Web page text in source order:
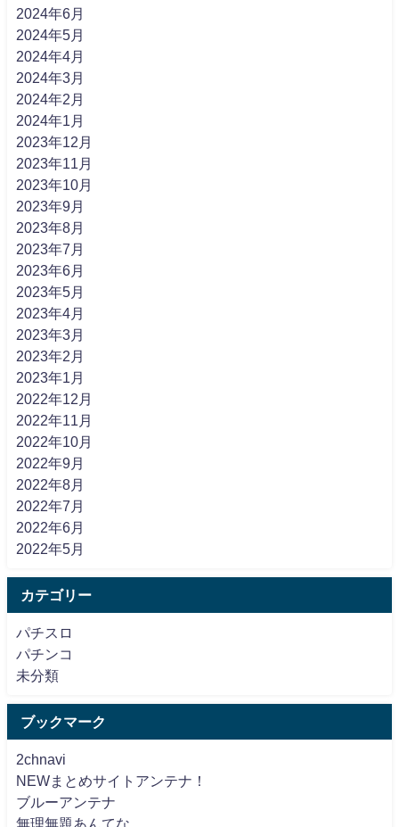
2024年6月
2024年5月
2024年4月
2024年3月
2024年2月
2024年1月
2023年12月
2023年11月
2023年10月
2023年9月
2023年8月
2023年7月
2023年6月
2023年5月
2023年4月
2023年3月
2023年2月
2023年1月
2022年12月
2022年11月
2022年10月
2022年9月
2022年8月
2022年7月
2022年6月
2022年5月
カテゴリー
パチスロ
パチンコ
未分類
ブックマーク
2chnavi
NEWまとめサイトアンテナ！
ブルーアンテナ
無理無題あんてな